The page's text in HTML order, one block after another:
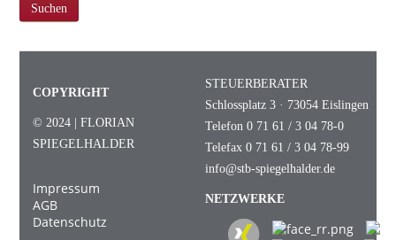
Suchen
COPYRIGHT
© 2024 | FLORIAN
SPIEGELHALDER
STEUERBERATER
Schlossplatz 3 · 73054 Eislingen
Telefon 0 71 61 / 3 04 78-0
Telefax 0 71 61 / 3 04 78-99
info@stb-spiegelhalder.de
Impressum
AGB
Datenschutz
NETZWERKE